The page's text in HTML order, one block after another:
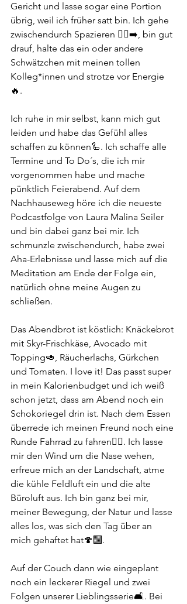
Gericht und lasse sogar eine Portion
übrig, weil ich früher satt bin. Ich gehe
zwischendurch Spazieren 🚶‍♀️‍➡️, bin gut
drauf, halte das ein oder andere
Schwätzchen mit meinen tollen
Kolleg*innen und strotze vor Energie
🔥.
Ich ruhe in mir selbst, kann mich gut
leiden und habe das Gefühl alles
schaffen zu können🦾. Ich schaffe alle
Termine und To Do´s, die ich mir
vorgenommen habe und mache
pünktlich Feierabend. Auf dem
Nachhauseweg höre ich die neueste
Podcastfolge von Laura Malina Seiler
und bin dabei ganz bei mir. Ich
schmunzle zwischendurch, habe zwei
Aha-Erlebnisse und lasse mich auf die
Meditation am Ende der Folge ein,
natürlich ohne meine Augen zu
schließen.
Das Abendbrot ist köstlich: Knäckebrot
mit Skyr-Frischkäse, Avocado mit
Topping🥑, Räucherlachs, Gürkchen
und Tomaten. I love it! Das passt super
in mein Kalorienbudget und ich weiß
schon jetzt, dass am Abend noch ein
Schokoriegel drin ist. Nach dem Essen
überrede ich meinen Freund noch eine
Runde Fahrrad zu fahren🚵‍♀️. Ich lasse
mir den Wind um die Nase wehen,
erfreue mich an der Landschaft, atme
die kühle Feldluft ein und die alte
Büroluft aus. Ich bin ganz bei mir,
meiner Bewegung, der Natur und lasse
alles los, was sich den Tag über an
mich gehaftet hat🍄‍🟫.
Auf der Couch dann wie eingeplant
noch ein leckerer Riegel und zwei
Folgen unserer Lieblingsserie🛋️. Bei